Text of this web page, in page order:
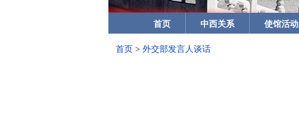
首页 中西关系 使馆活动
首页 > 外交部发言人谈话